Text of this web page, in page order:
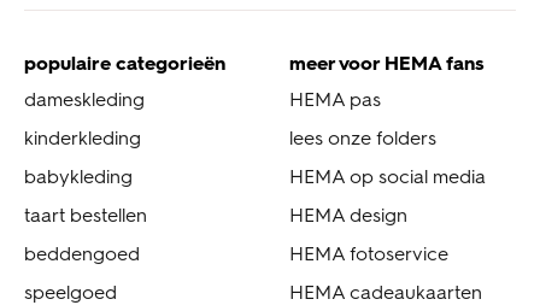
populaire categorieën
dameskleding
kinderkleding
babykleding
taart bestellen
beddengoed
speelgoed
meer voor HEMA fans
HEMA pas
lees onze folders
HEMA op social media
HEMA design
HEMA fotoservice
HEMA cadeaukaarten